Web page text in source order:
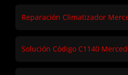
Reparación Climatizador
Solución Código C1140